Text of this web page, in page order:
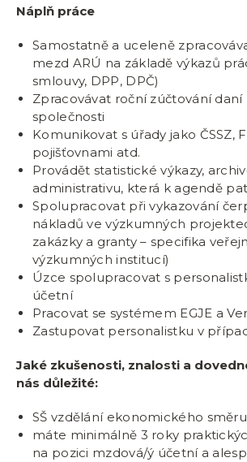
Náplň práce
Samostatně a uceleně
mezd ARÚ na základě výkazů
smlouvy, DPP, DPČ)
Zpracovávat roční zúčtování daní
společnosti
Komunikovat s úřady jako ČSSZ,
pojišťovnami atd.
Provádět statistické výkazy,
administrativu, která k agendě
Spolupracovat při vykazování
nákladů ve výzkumných
zakázky a granty – specifika
výzkumných institucí)
Úzce spolupracovat s
účetní
Pracovat se systémem EGJE a
Zastupovat personalistku v
Jaké zkušenosti, znalosti a
nás důležité:
SŠ vzdělání ekonomického směru
máte minimálně 3 roky
na pozici mzdová/ý účetní a